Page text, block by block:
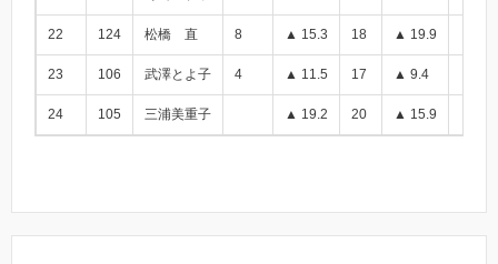
22 124 松橋 直 8 ▲ 15.3 18 ▲ 19.9
23 106 武澤とよ子 4 ▲ 11.5 17 ▲ 9.4
24 105 三浦美重子 ▲ 19.2 20 ▲ 15.9